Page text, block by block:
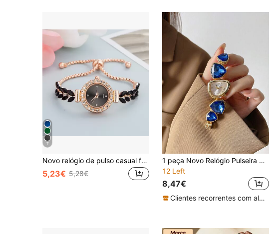
7
Novo relógio de pulso casual feminino da moda, mostrador pequeno redondo fofo com cristal, pulseira de folhas e penas, relógio de quartzo de liga, presente para mulheres
5,23€ 5,28€
1 peça Novo Relógio Pulseira Casual e Fashion para Mulheres, Mostrador Decorado com Cristais, Pulseira com Strass, Estudantes Voltando à Escola
12 Left
8,47€
Clientes recorrentes com alta taxa de retorno